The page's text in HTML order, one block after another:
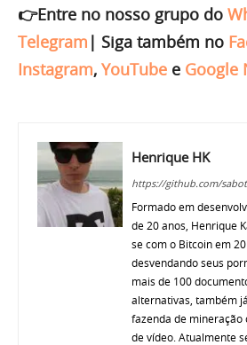
👉Entre no nosso grupo do
Telegram | Siga também no
Instagram, YouTube e Google
Henrique HK
https://github.com/
Formado em
de 20 anos, Henrique
se com o Bitcoin em
desvendando seus
mais de 100
alternativas, também
fazenda de mineração
de vídeo. Atualmente